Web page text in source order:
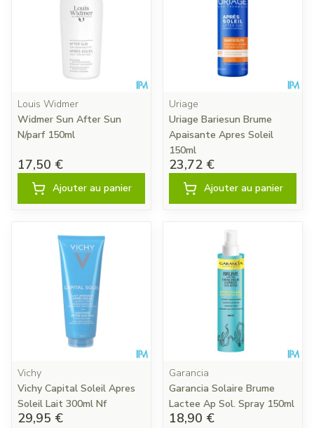
Louis Widmer
Widmer Sun After Sun
N/parf 150ml
17,50 €
Ajouter au panier
Uriage
Uriage Bariesun Brume
Apaisante Apres Soleil
150ml
23,72 €
Ajouter au panier
Vichy
Vichy Capital Soleil Apres
Soleil Lait 300ml Nf
29,95 €
Garancia
Garancia Solaire Brume
Lactee Ap Sol. Spray 150ml
18,90 €